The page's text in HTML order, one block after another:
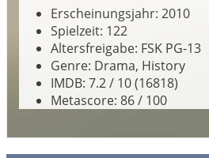
Erscheinungsjahr: 2010
Spielzeit: 122
Altersfreigabe: FSK PG-13
Genre: Drama, History
IMDB: 7.2 / 10 (16818)
Metascore: 86 / 100